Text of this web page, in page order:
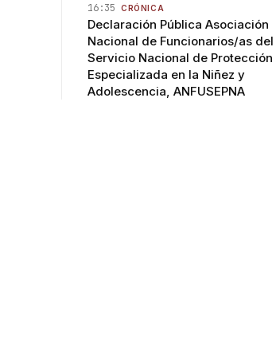
16:35 CRÓNICA
Declaración Pública Asociación
Nacional de Funcionarios/as del
Servicio Nacional de Protección
Especializada en la Niñez y
Adolescencia, ANFUSEPNA